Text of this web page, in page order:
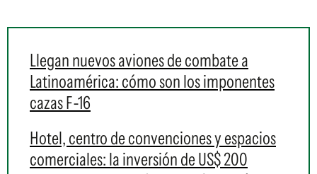
Llegan nuevos aviones de combate a
Latinoamérica: cómo son los imponentes
cazas F-16
Hotel, centro de convenciones y espacios
comerciales: la inversión de US$ 200